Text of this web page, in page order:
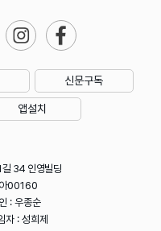
신문구독
앱설치
길 34 인영빌딩
00160
: 우종순
: 성희제